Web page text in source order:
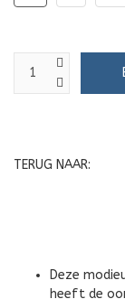
TERUG NAAR:
Deze
heeft de